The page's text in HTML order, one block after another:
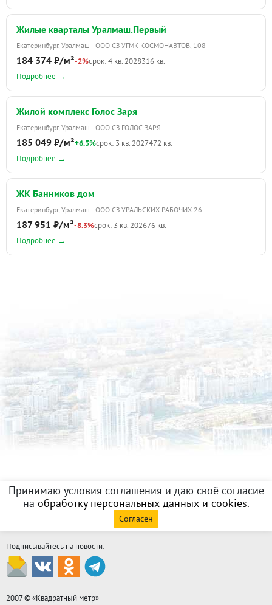
Жилые кварталы Уралмаш.Первый
Екатеринбург, Уралмаш · ООО СЗ УГМК-КОСМОНАВТОВ, 108
184 374 ₽/м²-2%срок: 4 кв. 2028316 кв.
Подробнее →
Жилой комплекс Голос Заря
Екатеринбург, Уралмаш · ООО СЗ ГОЛОС.ЗАРЯ
185 049 ₽/м²+6.3%срок: 3 кв. 2027472 кв.
Подробнее →
ЖК Банников дом
Екатеринбург, Уралмаш · ООО СЗ УРАЛЬСКИХ РАБОЧИХ 26
187 951 ₽/м²-8.3%срок: 3 кв. 202676 кв.
Подробнее →
Принимаю условия соглашения и даю своё согласие
на обработку персональных данных и cookies.
Согласен
Подписывайтесь на новости:
2007 © «Квадратный метр»